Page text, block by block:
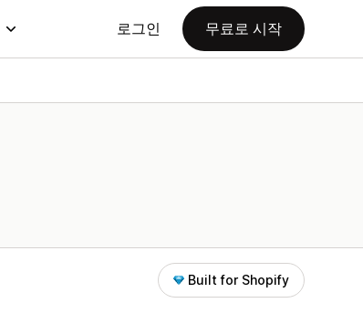
로그인 무료로 시작
Built for Shopify